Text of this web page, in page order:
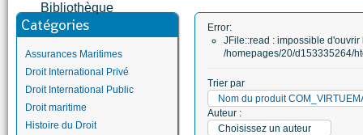
Bibliothèque
Catégories
Assurances Maritimes
Droit International Privé
Droit International Public
Droit maritime
Histoire du Droit
Error:
JFile::read : impossible d'ouvrir
/homepages/20/d153335264/
Trier par
Nom du produit
Auteur :
Choisissez un auteur